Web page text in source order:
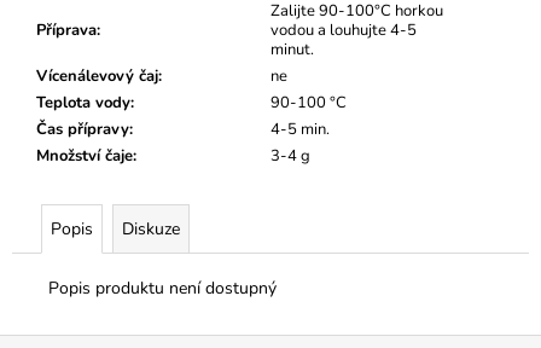
Příprava:
Zalijte 90-100°C horkou
vodou a louhujte 4-5
minut.
Vícenálevový čaj:
ne
Teplota vody:
90-100 °C
Čas přípravy:
4-5 min.
Množství čaje: 3-4 g
Popis Diskuze
Popis produktu není dostupný